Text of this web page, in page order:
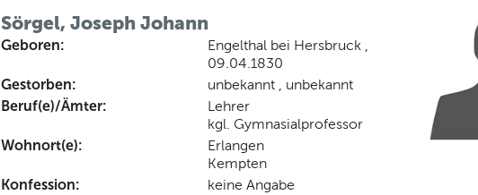
Sörgel, Joseph Johann
Geboren:
Engelthal bei Hersbruck ,
09.04.1830
Gestorben: unbekannt , unbekannt
Beruf(e)/Ämter:
Lehrer
kgl. Gymnasialprofessor
Wohnort(e):
Erlangen
Kempten
Konfession: keine Angabe